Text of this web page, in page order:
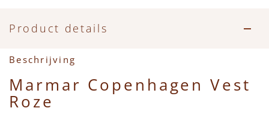
Zwemkleding
Feestkleding
Beren, Speendoekjes en Knuffeldoekjes
Verzorgingsproducten
Mini Rodini
+1 in the family
New Balance
Product details
Beschrijving
Marmar Copenhagen Vest
Roze